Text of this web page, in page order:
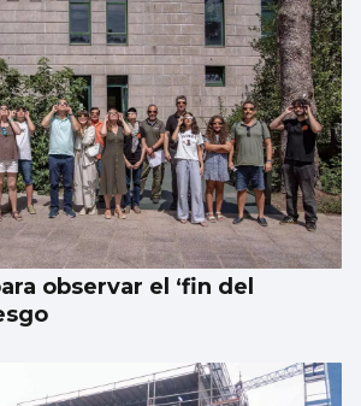
ir a festivales con
el “trabajo del verano”
observar el ‘fin del